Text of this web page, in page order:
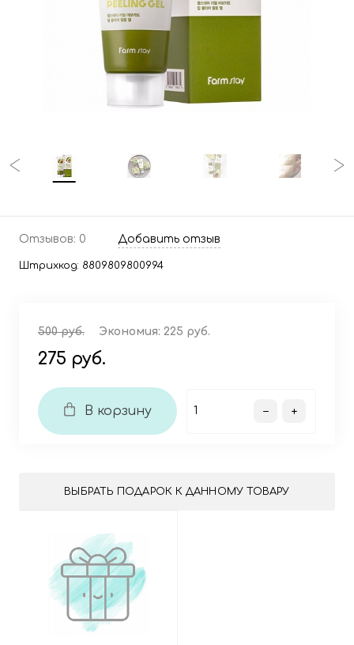
Отзывов: 0 Добавить отзыв
Штрихкод: 8809809800994
500 руб. Экономия: 225 руб.
275 руб.
В корзину
ВЫБРАТЬ ПОДАРОК К ДАННОМУ ТОВАРУ